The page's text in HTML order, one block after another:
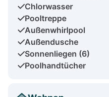
Chlorwasser
Pooltreppe
Außenwhirlpool
Außendusche
Sonnenliegen (6)
Poolhandtücher